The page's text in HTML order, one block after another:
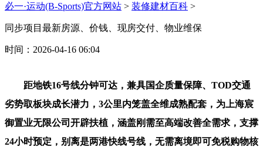
必一·运动(B-Sports)官方网站 > 装修建材百科 >
同步项目最新房源、价钱、现房交付、物业维保
时间：2026-04-16 06:04
距地铁16号线分钟可达，兼具国企质量保障、TOD交通
劣势取板块成长潜力，3公里内笼盖全维成熟配套，为上海宸
御置业无限公司开辟扶植，涵盖刚需至高端改善全需求，支撑
24小时预定，别离是两港快线号线，无需离境即可免税购物核